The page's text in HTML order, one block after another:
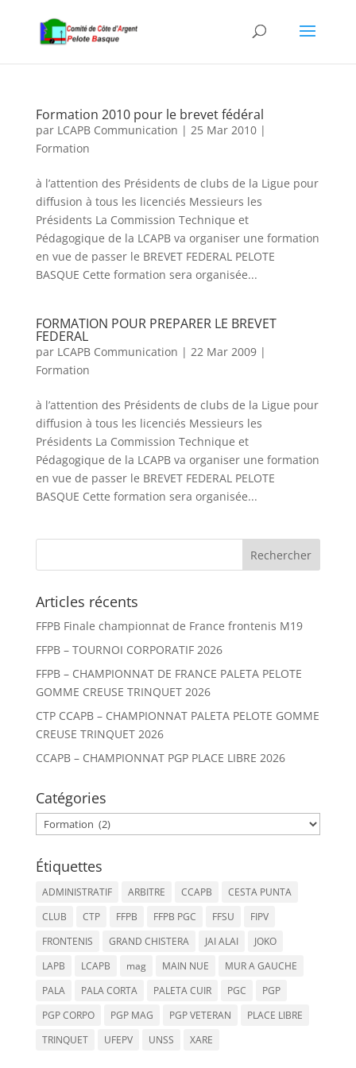
Formation 2010 pour le brevet fédéral
par LCAPB Communication | 25 Mar 2010|
Formation
à l’attention des Présidents de clubs de la Ligue pour
diffusion à tous les licenciés Messieurs les
Présidents La Commission Technique et
Pédagogique de la LCAPB va organiser une formation
en vue de passer le BREVET FEDERAL PELOTE
BASQUE Cette formation sera organisée...
FORMATION POUR PREPARER LE BREVET
FEDERAL
par LCAPB Communication | 22 Mar 2009|
Formation
à l’attention des Présidents de clubs de la Ligue pour
diffusion à tous les licenciés Messieurs les
Présidents La Commission Technique et
Pédagogique de la LCAPB va organiser une formation
en vue de passer le BREVET FEDERAL PELOTE
BASQUE Cette formation sera organisée...
Articles récents
FFPB Finale championnat de France frontenis M19
FFPB – TOURNOI CORPORATIF 2026
FFPB – CHAMPIONNAT DE FRANCE PALETA PELOTE
GOMME CREUSE TRINQUET 2026
CTP CCAPB – CHAMPIONNAT PALETA PELOTE GOMME
CREUSE TRINQUET 2026
CCAPB – CHAMPIONNAT PGP PLACE LIBRE 2026
Catégories
Catégories
Étiquettes
ADMINISTRATIF ARBITRE CCAPB
CESTA PUNTA
CLUB
CTP FFPB FFPB PGC FFSU
FIPV
FRONTENIS
GRAND CHISTERA JAI ALAI
JOKO
LAPB
LCAPB mag MAIN NUE
MUR A GAUCHE
PALA
PALA CORTA PALETA CUIR PGC
PGP
PGP CORPO
PGP MAG PGP VETERAN
PLACE LIBRE
TRINQUET
UFEPV UNSS XARE